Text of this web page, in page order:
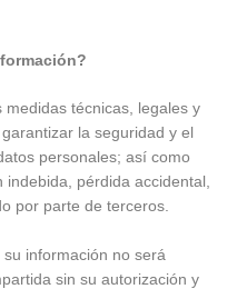
medidas técnicas, legales y
la seguridad y el
personales; así como
pérdida accidental,
por parte de terceros.
información no será
sin su autorización y